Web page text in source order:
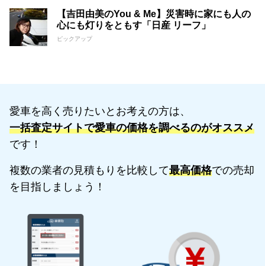
【吉田由美のYou & Me】災害時に家にも人の
心にも灯りをともす「日産 リーフ」
ピックアップ
愛車を高く売りたいとお考えの方は、
一括査定サイトで愛車の価格を調べるのがオススメ
です！
複数の業者の見積もりを比較して最高価格での売却
を目指しましょう！